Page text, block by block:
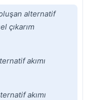
alternatif
çıkarım
akımı
akımı